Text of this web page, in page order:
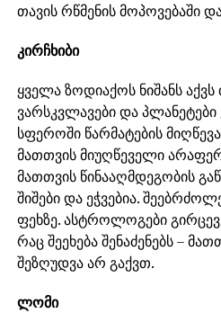
თავის რწმენის მოპოვებაში
კირჩხიბი
ყველა ზოდიაქოს ნიშანს აქვს
ვარსკვლავები და პლანეტები
სფეროში წარმატების
მათთვის მიუღწეველი
მათთვის წინააღმდეგობის
შიშები და ეჭვებია.
ფეხზე. ასტროლოგები
რაც შეეხება შენაძენებს –
შეზღუდვა არ გაქვთ.
ლომი